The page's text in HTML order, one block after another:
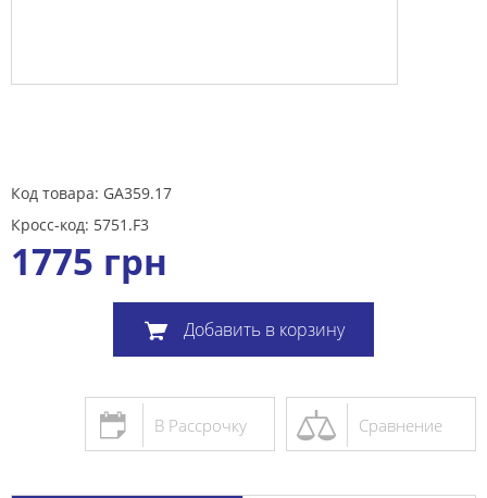
Код товара: GA359.17
Кросс-код: 5751.F3
1775 грн
Добавить в корзину
Сравнение
В Рассрочку